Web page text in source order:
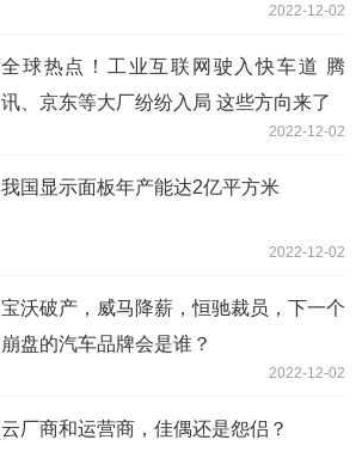
2022-12-02
全球热点！工业互联网驶入快车道 腾
讯、京东等大厂纷纷入局 这些方向来了
2022-12-02
我国显示面板年产能达2亿平方米
2022-12-02
宝沃破产，威马降薪，恒驰裁员，下一个
崩盘的汽车品牌会是谁？
2022-12-02
云厂商和运营商，佳偶还是怨侣？